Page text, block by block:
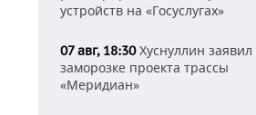
устройств на «Госуслугах»
07 авг, 18:30Хуснуллин заявил
заморозке проекта трассы
«Меридиан»